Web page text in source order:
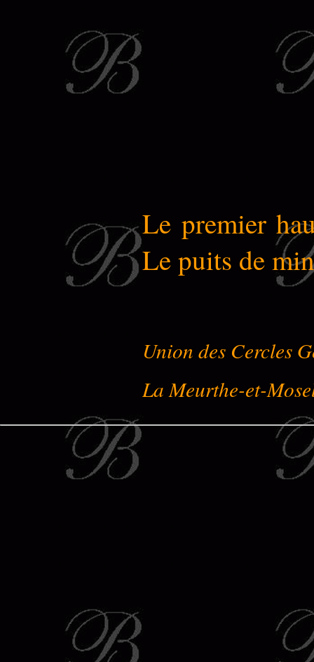
Le premier
Le puits de
Union des Cercles
La Meurthe-et-